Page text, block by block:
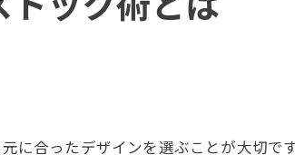
ストックで叶う時短お手入れ術とは
かる人気まつエクサロンの特徴
トック術とは
に合ったデザインを選ぶことが大切で